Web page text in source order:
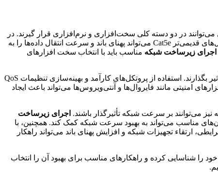
در دو دسته کلی سخت‌افزاری و نرم‌افزاری قرار گیرند. در
دسته سخت‌افزاری، عواملی مانند نوع کابل‌ها، سوئیچ‌ها، روترها و سرورها نقش اساسی دارند. استفاده از کابل‌های Cat6a یا Cat7 به جای کابل‌های قدیمی‌تر Cat5e می‌تواند پهنای باند و سرعت انتقال داده‌ها را به
اجرای زیرساخت شبکه مناسب باید با انتخاب سخت افزارهای
در دسته نرم‌افزاری، عواملی مانند پروتکل‌های شبکه، تنظیمات QoS (Quality of Service) و نرم‌افزارهای امنیتی می‌توانند بر سرعت شبکه تأثیر بگذارند. استفاده از پروتکل‌های کارآمد و بهینه‌سازی تنظیمات QoS
امنیتی مانند فایروال‌ها و آنتی‌ویروس‌ها می‌تواند باعث ایجاد
می‌توانند بر سرعت شبکه تأثیرگذار باشند. اجرای زیرساخت
مناسب می‌تواند به بهبود سرعت شبکه کمک کند. همچنین، با
ارتقاء تجهیزات شبکه و افزایش پهنای باند می‌تواند راهکار
را شناسایی کرده و راهکارهای مناسب برای بهبود آن را انتخاب